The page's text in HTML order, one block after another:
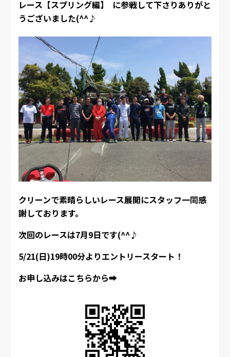
レース【スプリング編】 に参戦して下さりありがと
うございました(^^♪
クリーンで素晴らしいレース展開にスタッフ一同感
謝しております。
次回のレースは7月9日です(^^♪
5/21(日)19時00分よりエントリースタート！
お申し込みはこちらから➡